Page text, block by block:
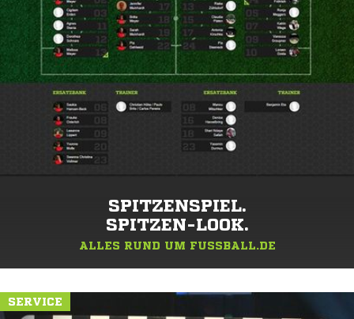
SPITZENSPIEL.
SPITZEN-LOOK.
ALLES RUND UM FUSSBALL.DE
SERVICE